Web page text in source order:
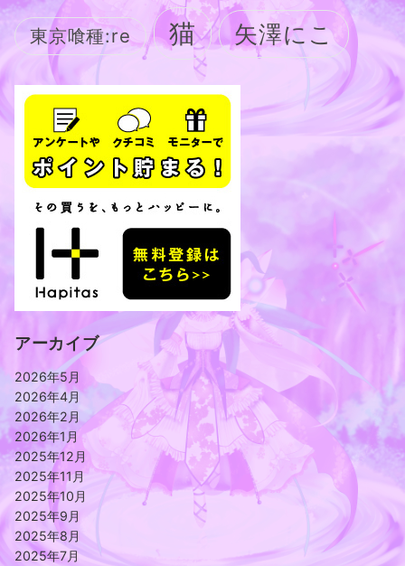
東京喰種:re 猫 矢澤にこ
アーカイブ
2026年5月
2026年4月
2026年2月
2026年1月
2025年12月
2025年11月
2025年10月
2025年9月
2025年8月
2025年7月